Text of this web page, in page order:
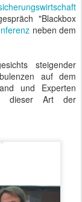
"Blackbox
neben dem
steigender
auf dem
und Experten
dieser Art der